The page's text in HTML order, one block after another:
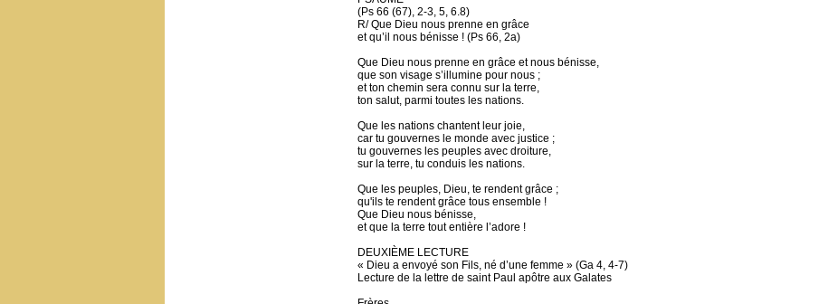
(Ps 66 (67), 2-3, 5, 6.8)
R/ Que Dieu nous prenne en grâce
et qu’il nous bénisse ! (Ps 66, 2a)
Que Dieu nous prenne en grâce et nous bénisse,
que son visage s’illumine pour nous ;
et ton chemin sera connu sur la terre,
ton salut, parmi toutes les nations.
Que les nations chantent leur joie,
car tu gouvernes le monde avec justice ;
tu gouvernes les peuples avec droiture,
sur la terre, tu conduis les nations.
Que les peuples, Dieu, te rendent grâce ;
qu'ils te rendent grâce tous ensemble !
Que Dieu nous bénisse,
et que la terre tout entière l’adore !
DEUXIÈME LECTURE
« Dieu a envoyé son Fils, né d’une femme » (Ga 4, 4-7)
Lecture de la lettre de saint Paul apôtre aux Galates